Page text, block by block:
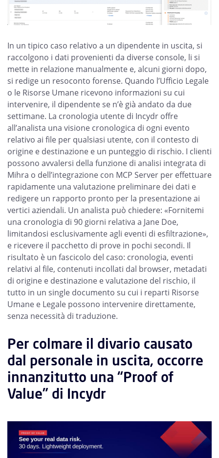
In un tipico caso relativo a un dipendente in uscita, si
raccolgono i dati provenienti da diverse console, li si
mette in relazione manualmente e, alcuni giorni dopo,
si redige un resoconto forense. Quando l’Ufficio Legale
o le Risorse Umane ricevono informazioni su cui
intervenire, il dipendente se n’è già andato da due
settimane. La cronologia utente di Incydr offre
all’analista una visione cronologica di ogni evento
relativo ai file per qualsiasi utente, con il contesto di
origine e destinazione e un punteggio di rischio. I clienti
possono avvalersi della funzione di analisi integrata di
Mihra o dell’integrazione con MCP Server per effettuare
rapidamente una valutazione preliminare dei dati e
redigere un rapporto pronto per la presentazione ai
vertici aziendali. Un analista può chiedere: «Fornitemi
una cronologia di 90 giorni relativa a Jane Doe,
limitandosi esclusivamente agli eventi di esfiltrazione»,
e ricevere il pacchetto di prove in pochi secondi. Il
risultato è un fascicolo del caso: cronologia, eventi
relativi al file, contenuti incollati dal browser, metadati
di origine e destinazione e valutazione del rischio, il
tutto in un single documento su cui i reparti Risorse
Umane e Legale possono intervenire direttamente,
senza necessità di traduzione.
Per colmare il divario causato
dal personale in uscita, occorre
innanzitutto una “Proof of
Value” di Incydr